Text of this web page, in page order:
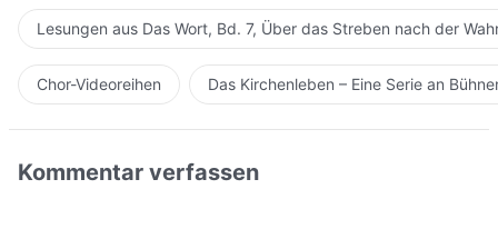
Lesungen aus Das Wort, Bd. 7, Über das Streben nach der
Chor-Videoreihen Das Kirchenleben – Eine Serie an
Kommentar verfassen